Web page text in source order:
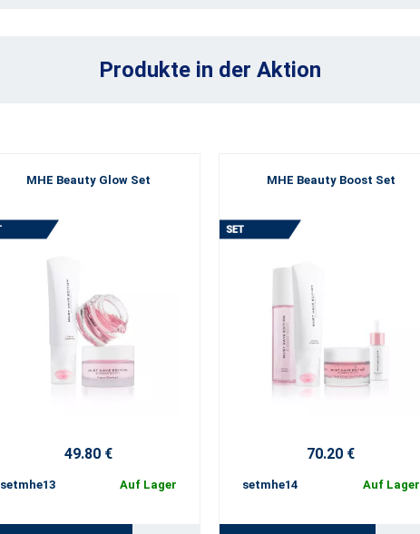
Produkte in der Aktion
MHE Beauty Glow Set
49.80 €
setmhe13 Auf Lager
MHE Beauty Boost Set
70.20 €
setmhe14 Auf Lager